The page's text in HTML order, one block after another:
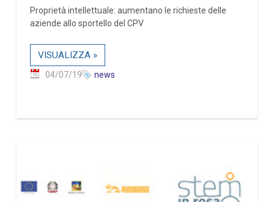
Proprietà intellettuale: aumentano le richieste delle
aziende allo sportello del CPV
VISUALIZZA »
04/07/19 news